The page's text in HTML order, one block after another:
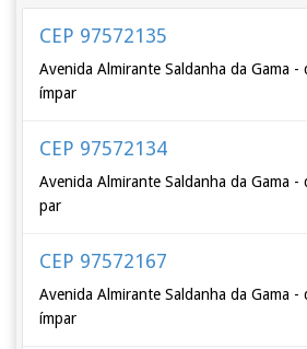
CEP 97572135
Avenida Almirante Saldanha da Gama
ímpar
CEP 97572134
Avenida Almirante Saldanha da Gama
par
CEP 97572167
Avenida Almirante Saldanha da Gama
ímpar